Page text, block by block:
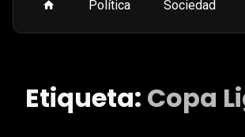
Política Sociedad
Etiqueta: Copa